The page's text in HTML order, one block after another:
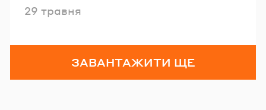
Опубліковано
29 травня
ЗАВАНТАЖИТИ ЩЕ